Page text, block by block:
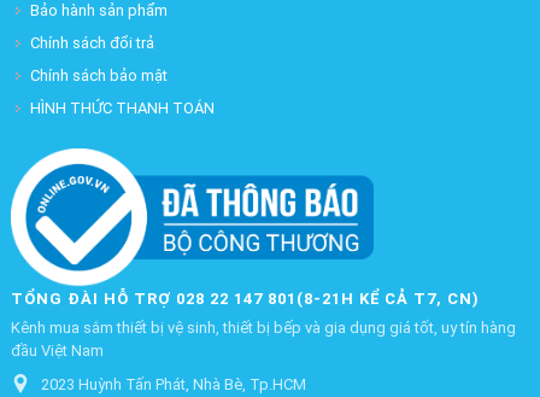
Bảo hành sản phẩm
Chính sách đổi trả
Chính sách bảo mật
HÌNH THỨC THANH TOÁN
TỔNG ĐÀI HỖ TRỢ 028 22 147 801(8-21H KỂ CẢ T7, CN)
Kênh mua sắm thiết bị vệ sinh, thiết bị bếp và gia dụng giá tốt, uy tín hàng
đầu Việt Nam
2023 Huỳnh Tấn Phát, Nhà Bè, Tp.HCM